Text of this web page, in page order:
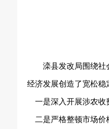
滦县发改局围绕社
经济发展创造了宽松稳
一是深入开展涉农收
二是严格整顿市场